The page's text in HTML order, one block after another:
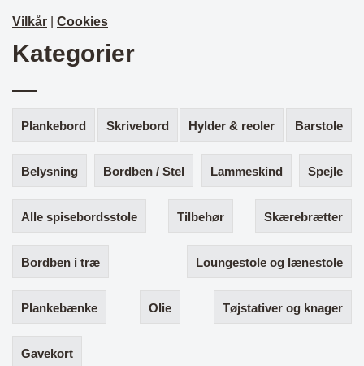
Vilkår Cookies
Kategorier
Plankebord Skrivebord Hylder & reoler Barstole
Belysning Bordben / Stel Lammeskind Spejle
Alle spisebordsstole Tilbehør Skærebrætter
Bordben i træ Loungestole og lænestole
Plankebænke Olie Tøjstativer og knager
Gavekort